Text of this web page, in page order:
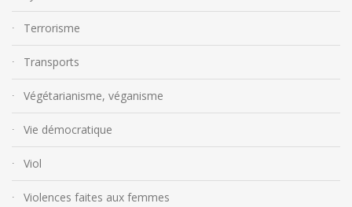
Terrorisme
Transports
Végétarianisme, véganisme
Vie démocratique
Viol
Violences faites aux femmes